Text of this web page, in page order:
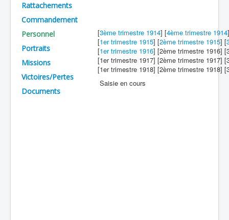
Avions
Personnels
Formation
Doctrines
Rattachements
Commandement
Personnel
Portraits
Missions
Victoires/Pertes
Documents
[3ème trimestre 1914] [4ème trimestre 1914]
[1er trimestre 1915] [2ème trimestre 1915] [
[1er trimestre 1916] [2ème trimestre 1916]
[1er trimestre 1917] [2ème trimestre 1917]
[1er trimestre 1918] [2ème trimestre 1918]
Saisie en cours